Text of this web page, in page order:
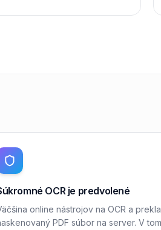
OCR je predvolené
online nástrojov na OCR a
PDF súbor na server. V